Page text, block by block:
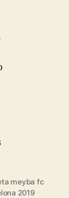
meyba fc
2019